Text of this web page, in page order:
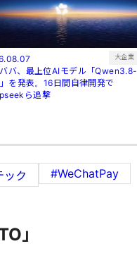
大企業
バ、最上位AIモデル「Qwen3.8-
を発表。16日間自律開発で
ら追撃
ック
#WeChatPay
」